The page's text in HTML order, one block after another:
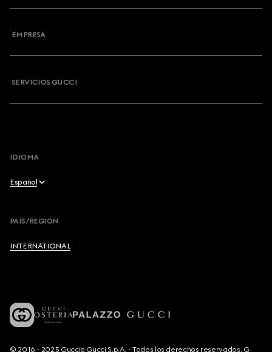
EMPRESA
SERVICIOS GUCCI
IDIOMA
Español
Français
PAÍS/REGIÓN
INTERNATIONAL
© 2016 - 2025 Guccio Gucci S.p.A. - Todos los derechos reservados. G